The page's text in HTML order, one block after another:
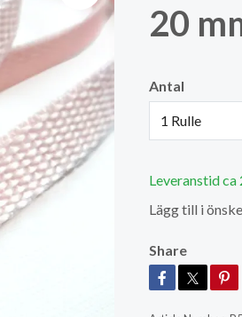
20
Antal
1 Rulle
Leveranstid ca
Lägg till i
Share